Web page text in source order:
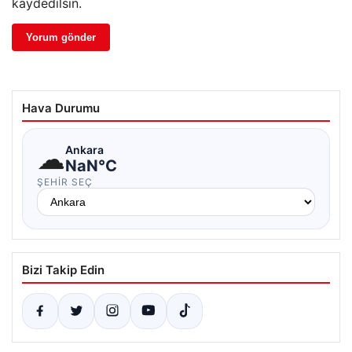
kaydedilsin.
Hava Durumu
☁Ankara
NaN°C
ŞEHIR SEÇ
Bizi Takip Edin